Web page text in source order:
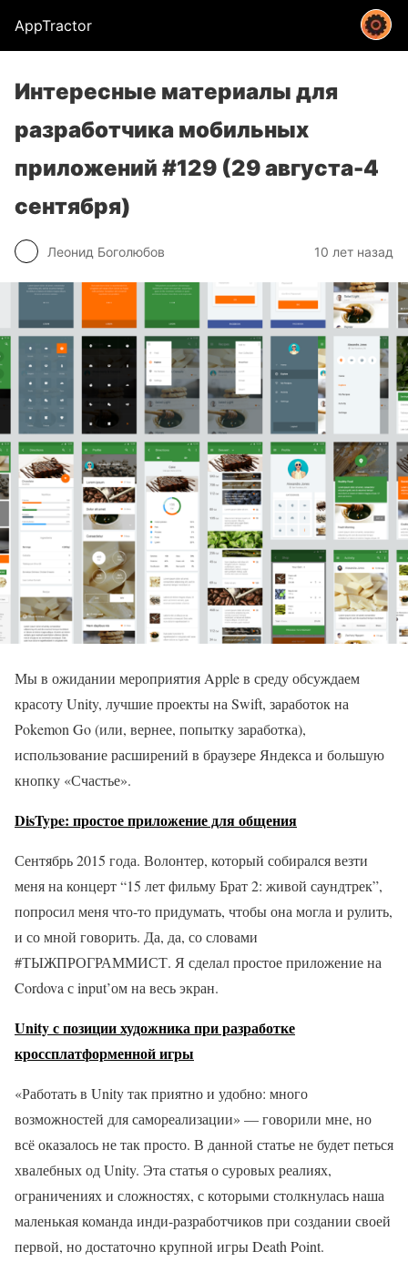
AppTractor
Интересные материалы для
разработчика мобильных
приложений #129 (29 августа-4
сентября)
Леонид Боголюбов 10 лет назад
Мы в ожидании мероприятия Apple в среду обсуждаем
красоту Unity, лучшие проекты на Swift, заработок на
Pokemon Go (или, вернее, попытку заработка),
использование расширений в браузере Яндекса и большую
кнопку «Счастье».
DisType: простое приложение для общения
Сентябрь 2015 года. Волонтер, который собирался везти
меня на концерт “15 лет фильму Брат 2: живой саундтрек”,
попросил меня что-то придумать, чтобы она могла и рулить,
и со мной говорить. Да, да, со словами
#ТЫЖПРОГРАММИСТ. Я сделал простое приложение на
Cordova с input’ом на весь экран.
Unity с позиции художника при разработке
кроссплатформенной игры
«Работать в Unity так приятно и удобно: много
возможностей для самореализации» — говорили мне, но
всё оказалось не так просто. В данной статье не будет петься
хвалебных од Unity. Эта статья о суровых реалиях,
ограничениях и сложностях, с которыми столкнулась наша
маленькая команда инди-разработчиков при создании своей
первой, но достаточно крупной игры Death Point.